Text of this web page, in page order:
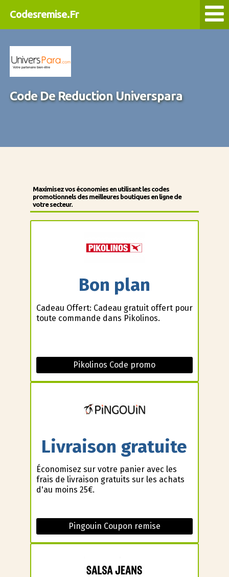
Codesremise.Fr
Code De Reduction Universpara
Maximisez vos économies en utilisant les codes
promotionnels des meilleures boutiques en ligne de
votre secteur.
Bon plan
Cadeau Offert: Cadeau gratuit offert pour
toute commande dans Pikolinos.
Pikolinos Code promo
Livraison gratuite
Économisez sur votre panier avec les
frais de livraison gratuits sur les achats
d'au moins 25€.
Pingouin Coupon remise